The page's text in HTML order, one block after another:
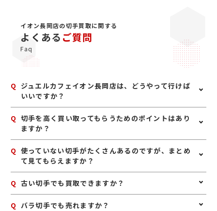
イオン長岡店の切手買取に関する
よくある ご質問
Faq
Q ジュエルカフェイオン長岡店は、どうやって行けば
いいですか？
A 【お車でお越しの場合】 関越自動車道長岡インターから
国道8号線を長岡駅方面に向かい約10分、大手大橋手前
左側のイオン内1Fにございます。 【電車・バスでお越
場の2番線の「江陽団地行き」か8番線「くるりん」にお
乗り頂くと「イオン長岡前」か向かい側の「大手大橋西
長岡前」で降りてすぐ目の前の入口(東側口)を入って左
手に当店がございます！ 正面南出入口からお越しの際は
食品売り場方面にまっすぐ進んで頂き、コージーコーナ
Q 切手を高く買い取ってもらうためのポイントはあり
ますか？
A 切手は、できるだけきれいな状態で保管されていること
が大切です。シートのまま残っているものは評価しやす
い場合があり、バラ切手もまとめてお持ちいただくこと
無理に外さず、そのままお持ち込みいただくのがおすす
めです。
Q 使っていない切手がたくさんあるのですが、まとめ
て見てもらえますか？
A はい、まとめて査定可能です。シート切手はもちろん、
Q 古い切手でも買取できますか？
A はい、古い切手でも査定できる場合があります。普通切
Q バラ切手でも売れますか？